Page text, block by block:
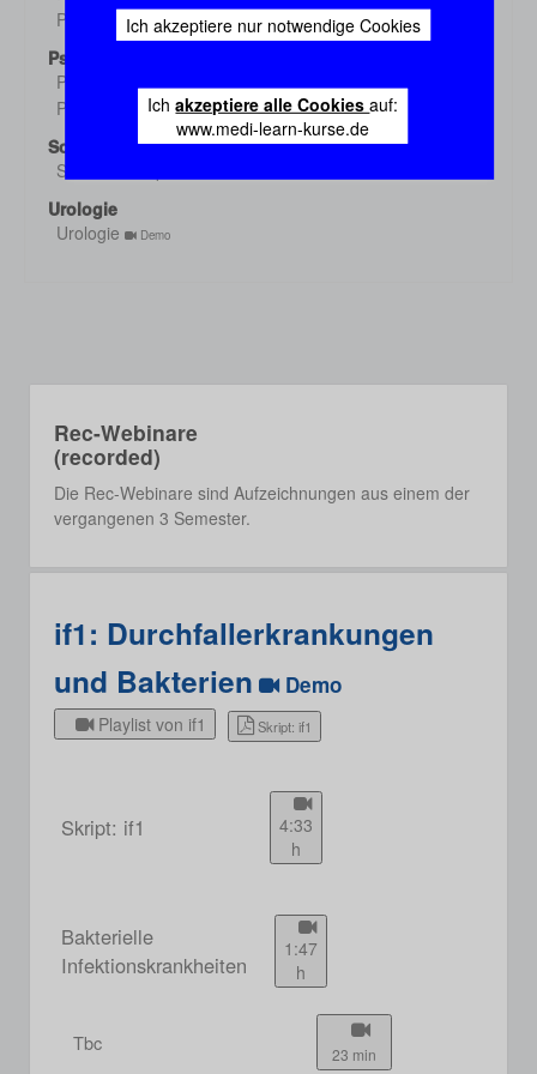
Ich akzeptiere nur notwendige Cookies
Ichakzeptiere alle Cookiesauf:
www.medi-learn-kurse.de
Pharmakologie 3 Demo
Psychiatrie
Psychiatrie 1
Demo
Psychiatrie 2 Demo
Sozialmed./Epidem.
Sozialmed./Epidem.
Urologie
Urologie
Demo
Rec-Webinare
(recorded)
Die Rec-Webinare sind Aufzeichnungen aus einem der
vergangenen 3 Semester.
if1: Durchfallerkrankungen
und Bakterien
Demo
Playlist von if1 Skript: if1
Skript: if1
4:33
h
Bakterielle
Infektionskrankheiten
1:47
h
Tbc 23 min